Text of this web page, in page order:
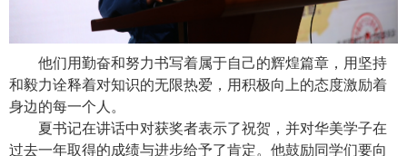
他们用勤奋和努力书写着属于自己的辉煌篇章，用坚持
和毅力诠释着对知识的无限热爱，用积极向上的态度激励着
身边的每一个人。
夏书记在讲话中对获奖者表示了祝贺，并对华美学子在
过去一年取得的成绩与进步给予了肯定。他鼓励同学们要向